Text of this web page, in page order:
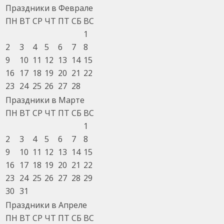
Праздники в Феврале
ПН ВТ СР ЧТ ПТ СБ ВС
1
2
3 4 5 6 7
8
9
10 11 12 13 14 15
16 17 18 19 20 21 22
23 24 25 26 27 28
Праздники в Марте
ПН ВТ СР ЧТ ПТ СБ ВС
1
2
3 4 5 6 7
8
9
10 11 12 13 14 15
16 17 18 19 20 21 22
23 24 25 26 27 28 29
30 31
Праздники в Апреле
ПН ВТ СР ЧТ ПТ СБ ВС